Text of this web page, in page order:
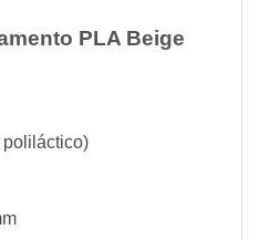
PLA Beige
poliláctico)